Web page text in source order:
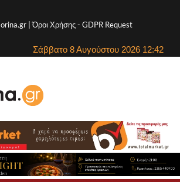
|Όροι Χρήσης- GDPR Request
Σάββατο 8 Αυγούστου 2026 12:42